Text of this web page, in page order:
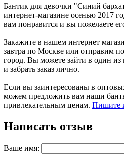
Бантик для девочки "Синий
интернет-магазине осенью 2017
вам понравится и вы пожелаете
Закажите в нашем интернет
завтра по Москве или отправим
город. Вы можете зайти в один
и забрать заказ лично.
Если вы заинтересованы в
можем предложить вам наши
привлекательным ценам. Пишите
Написать отзыв
Ваше имя: